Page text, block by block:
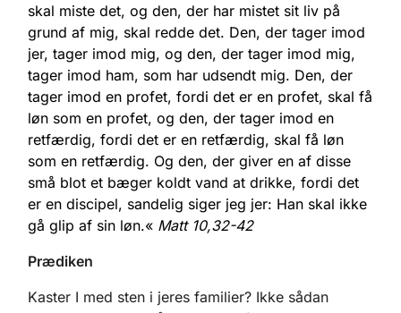
skal miste det, og den, der har mistet sit liv på
grund af mig, skal redde det. Den, der tager imod
jer, tager imod mig, og den, der tager imod mig,
tager imod ham, som har udsendt mig. Den, der
tager imod en profet, fordi det er en profet, skal få
løn som en profet, og den, der tager imod en
retfærdig, fordi det er en retfærdig, skal få løn
som en retfærdig. Og den, der giver en af disse
små blot et bæger koldt vand at drikke, fordi det
er en discipel, sandelig siger jeg jer: Han skal ikke
gå glip af sin løn.« Matt 10,32-42
Prædiken
Kaster I med sten i jeres familier? Ikke sådan